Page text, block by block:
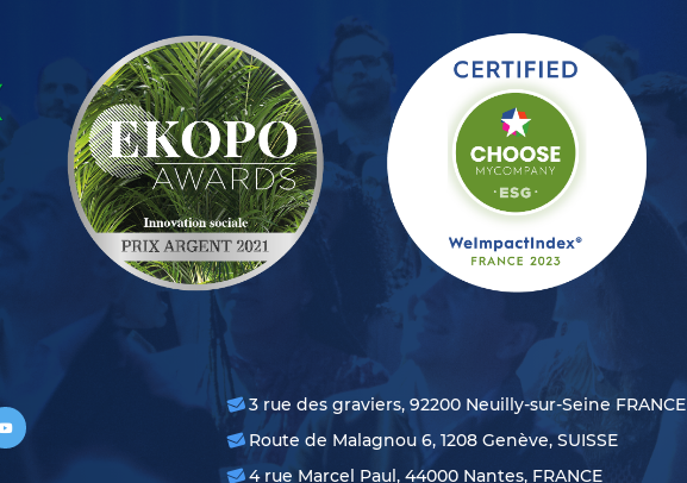
3 rue des graviers, 92200 Neuilly-sur-Seine FRANCE
Route de Malagnou 6, 1208 Genève, SUISSE
4 rue Marcel Paul, 44000 Nantes, FRANCE